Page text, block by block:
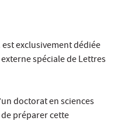
exclusivement dédiée
spéciale de Lettres
doctorat en sciences
préparer cette